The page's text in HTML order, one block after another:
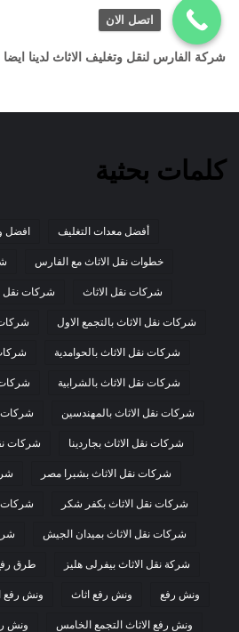
شركة الفارس لنقل وتغليف الاثاث لدينا
كلمات بحثية
أفضل معدات التغليف افضل
خطوات نقل الاثاث مع الفارس
شركات نقل الاثاث شركات نقل
شركات نقل الاثاث بالتجمع الاول شركات
شركات نقل الاثاث بالحوامدية
شركات نقل الاثاث بالشرابية شركات
شركات نقل الاثاث بالمهندسين شركات
شركات نقل الاثاث بجاردينا شركات
شركات نقل الاثاث بشبرا مصر
شركات نقل الاثاث بكفر شكر شركات
شركات نقل الاثاث بميدان الجيش
شركة نقل الاثاث بيفرلى هليز طرق
ونش رفع ونش رفع اثاث ونش رفع
ونش رفع الاثاث التجمع الخامس ونش
اتصل الان